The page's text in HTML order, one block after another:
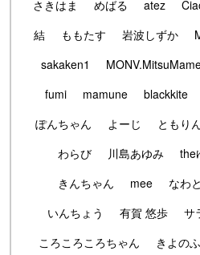
さきはま
めばる atez
結
ももたす 岩波しずか
sakaken1
fumi
mamune blackkite
ぽんちゃん
よーじ ともり
わらび
川島あゆみ the
きんちゃん
mee なわ
いんちょう
有賀 悠歩
サ
ころころころちゃん
きよの